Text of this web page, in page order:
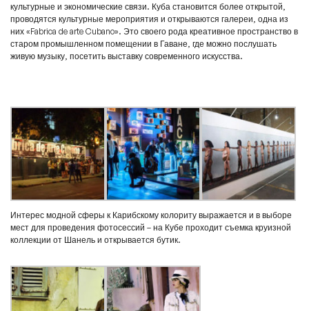
культурные и экономические связи. Куба становится более открытой,
проводятся культурные мероприятия и открываются галереи, одна из
них «Fabrica de arte Cubano». Это своего рода креативное пространство в
старом промышленном помещении в Гаване, где можно послушать
живую музыку, посетить выставку современного искусства.
Интерес модной сферы к Карибскому колориту выражается и в выборе
мест для проведения фотосессий – на Кубе проходит съемка круизной
коллекции от Шанель и открывается бутик.